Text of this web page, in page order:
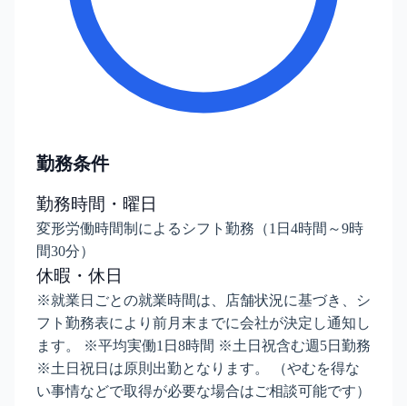
勤務条件
勤務時間・曜日
変形労働時間制によるシフト勤務（1日4時間～9時
間30分）
休暇・休日
※就業日ごとの就業時間は、店舗状況に基づき、シ
フト勤務表により前月末までに会社が決定し通知し
ます。 ※平均実働1日8時間 ※土日祝含む週5日勤務
※土日祝日は原則出勤となります。 （やむを得な
い事情などで取得が必要な場合はご相談可能です）